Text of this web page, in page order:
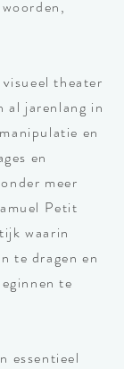
theater
al jarenlang in
en
en
meer
Petit
waarin
te dragen en
te
essentieel